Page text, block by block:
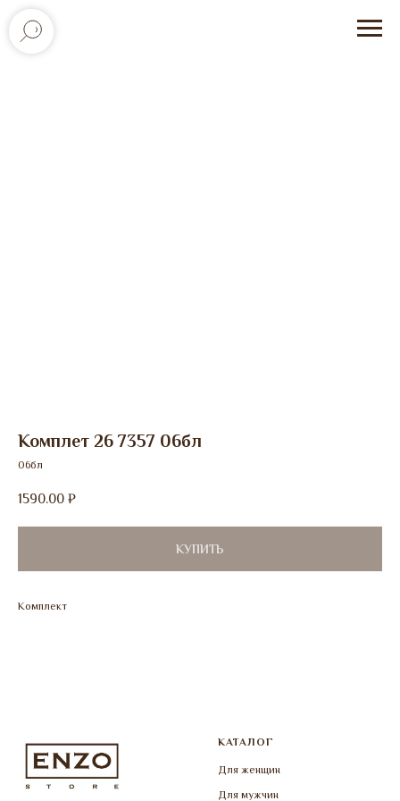
Комплет 26 7357 06бл
06бл
1590.00 ₽
КУПИТЬ
Комплект
КАТАЛОГ
Для женщин
Для мужчин